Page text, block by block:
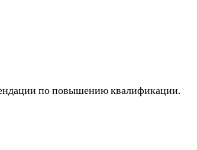
по повышению квалификации.